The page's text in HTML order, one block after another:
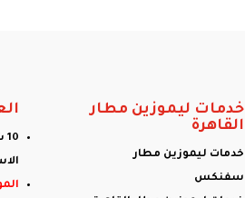
خدمات ليموزين مطار
القاهرة
خدمات ليموزين مطار
سفنكس